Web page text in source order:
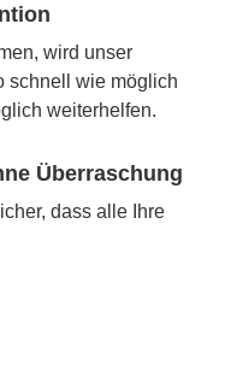
wird unser
schnell wie möglich
weiterhelfen.
Überraschung
dass alle Ihre